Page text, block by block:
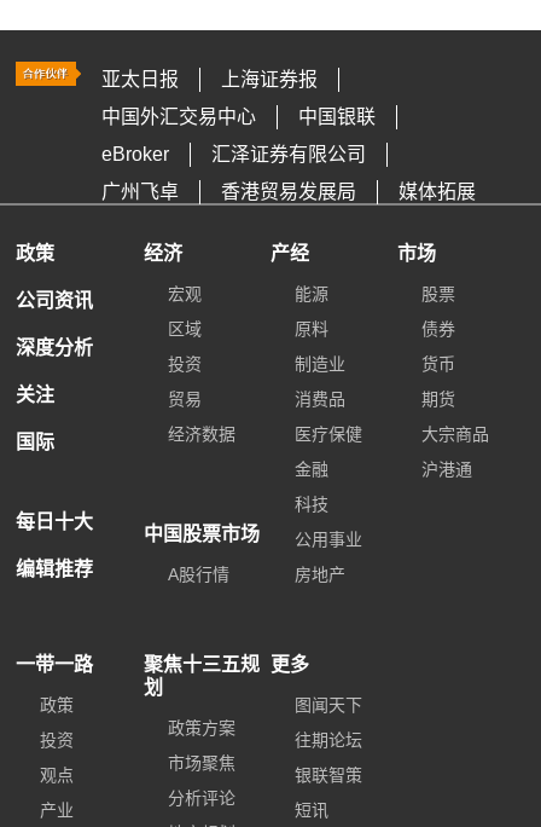
亚太日报
上海证券报
中国外汇交易中心
中国银联
eBroker
汇泽证券有限公司
广州飞卓
香港贸易发展局 媒体拓展
政策
公司资讯
深度分析
关注
国际
每日十大
编辑推荐
经济
宏观
区域
投资
贸易
经济数据
中国股票市场
A股行情
产经
能源
原料
制造业
消费品
医疗保健
金融
科技
公用事业
房地产
市场
股票
债券
货币
期货
大宗商品
沪港通
一带一路
政策
投资
观点
产业
聚焦十三五规
划
政策方案
市场聚焦
分析评论
更多
图闻天下
往期论坛
银联智策
短讯